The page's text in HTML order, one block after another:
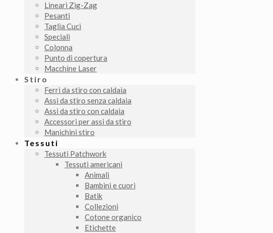
Lineari Zig-Zag
Pesanti
Taglia Cuci
Speciali
Colonna
Punto di copertura
Macchine Laser
Stiro
Ferri da stiro con caldaia
Assi da stiro senza caldaia
Assi da stiro con caldaia
Accessori per assi da stiro
Manichini stiro
Tessuti
Tessuti Patchwork
Tessuti americani
Animali
Bambini e cuori
Batik
Collezioni
Cotone organico
Etichette